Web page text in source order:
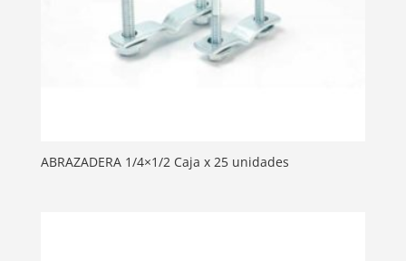
ABRAZADERA 1/4×1/2 Caja x 25 unidades